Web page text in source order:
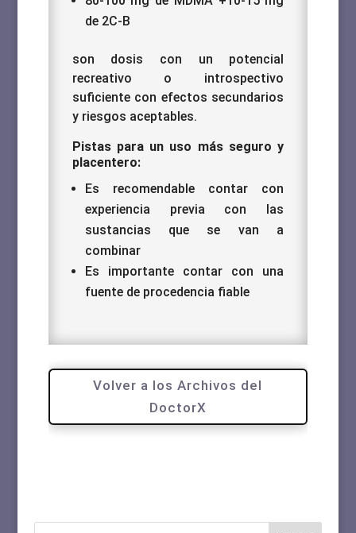
de 2C-B
son dosis con un potencial
recreativo o introspectivo
suficiente con efectos secundarios
y riesgos aceptables.
Pistas para un uso más seguro y
placentero:
Es recomendable contar con
experiencia previa con las
sustancias que se van a
combinar
Es importante contar con una
fuente de procedencia fiable
Volver a los Archivos del
DoctorX